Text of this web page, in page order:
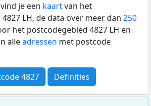
je een kaartvan het
LH, de data over meer dan 250
het postcodegebied 4827 LH en
alleadressen met postcode
4827 Definities